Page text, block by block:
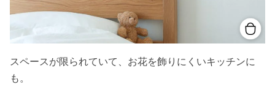
スペースが限られていて、お花を飾りにくいキッチンに
も。